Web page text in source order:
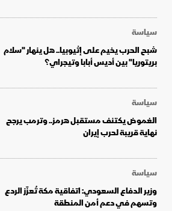
سياسة
شبح الحرب يخيم على إثيوبيا.. هل ينهار "سلام
بريتوريا" بين أديس أبابا وتيجراي؟
سياسة
الغموض يكتنف مستقبل هرمز.. وترمب يرجح
نهاية قريبة لحرب إيران
سياسة
وزير الدفاع السعودي: اتفاقية مكة تُعزّز الردع
وتسهم في دعم أمن المنطقة